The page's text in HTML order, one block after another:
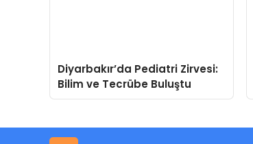
Diyarbakır’da Pediatri Zirvesi:
Bilim ve Tecrübe Buluştu